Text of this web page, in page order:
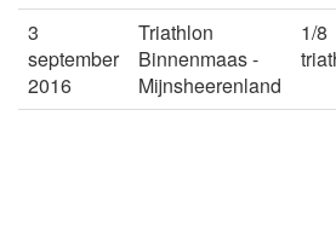
3
september
2016
Triathlon
Binnenmaas -
Mijnsheerenland
1/8